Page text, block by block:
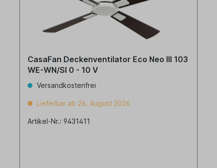
CasaFan Deckenventilator Eco Neo III 103
WE-WN/SI 0 - 10 V
Versandkostenfrei
Lieferbar ab 26. August 2026
Artikel-Nr.: 9431411